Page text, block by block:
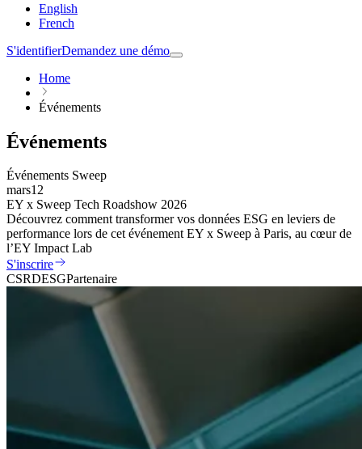
English
French
S'identifierDemandez une démo
Home
Événements
Événements
Événements Sweep
mars12
EY x Sweep Tech Roadshow 2026
Découvrez comment transformer vos données ESG en leviers de
performance lors de cet événement EY x Sweep à Paris, au cœur de
l’EY Impact Lab
S'inscrire
CSRDESGPartenaire